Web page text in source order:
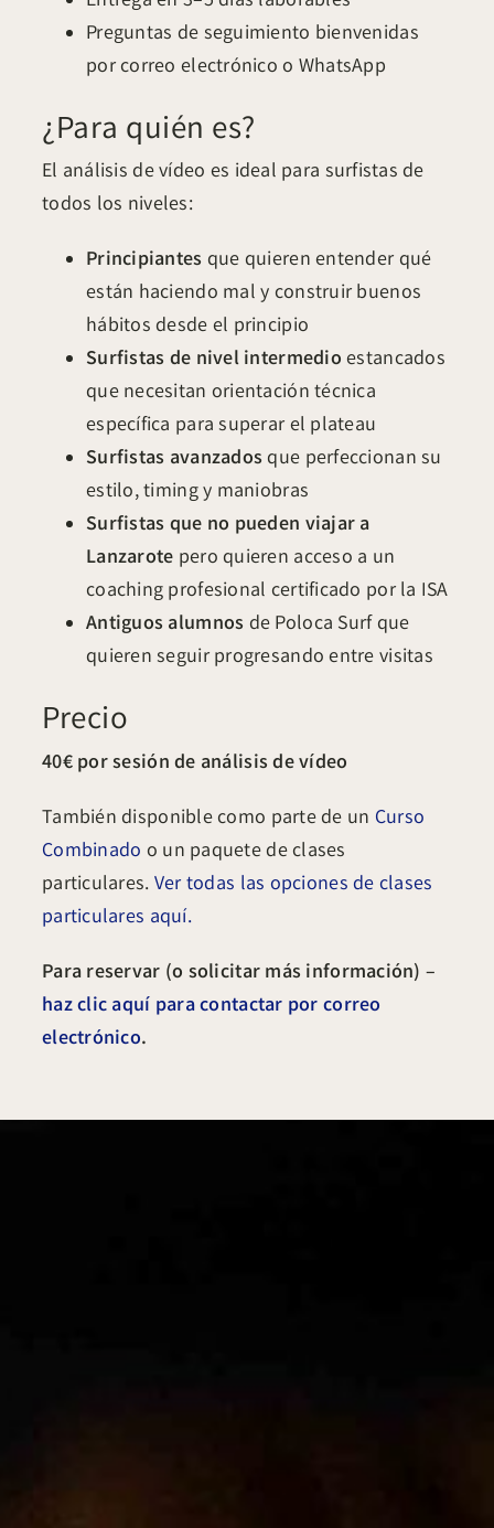
Preguntas de seguimiento bienvenidas
por correo electrónico o WhatsApp
¿Para quién es?
El análisis de vídeo es ideal para surfistas de
todos los niveles:
Principiantesque quieren entender qué
están haciendo mal y construir buenos
hábitos desde el principio
Surfistas de nivel intermedioestancados
que necesitan orientación técnica
específica para superar el plateau
Surfistas avanzadosque perfeccionan su
estilo, timing y maniobras
Surfistas que no pueden viajar a
Lanzarote pero quieren acceso a un
coaching profesional certificado por la ISA
Antiguos alumnosde Poloca Surf que
quieren seguir progresando entre visitas
Precio
40€ por sesión de análisis de vídeo
También disponible como parte de un Curso
Combinado o un paquete de clases
particulares.Ver todas las opciones de clases
particulares aquí.
Para reservar (o solicitar más información) –
haz clic aquí para contactar por correo
electrónico.